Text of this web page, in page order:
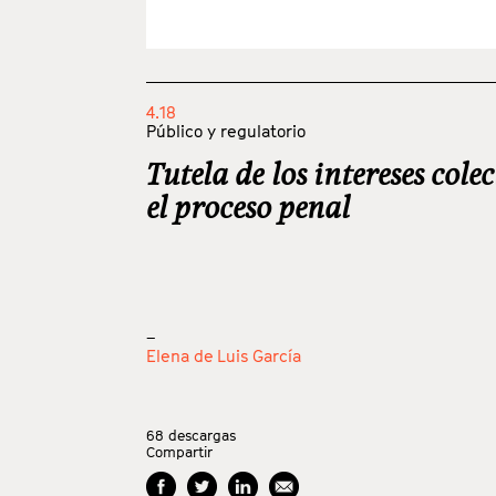
4.18
Público y regulatorio
Tutela de los intereses
el proceso penal
_
Elena de Luis García
68 descargas
Compartir